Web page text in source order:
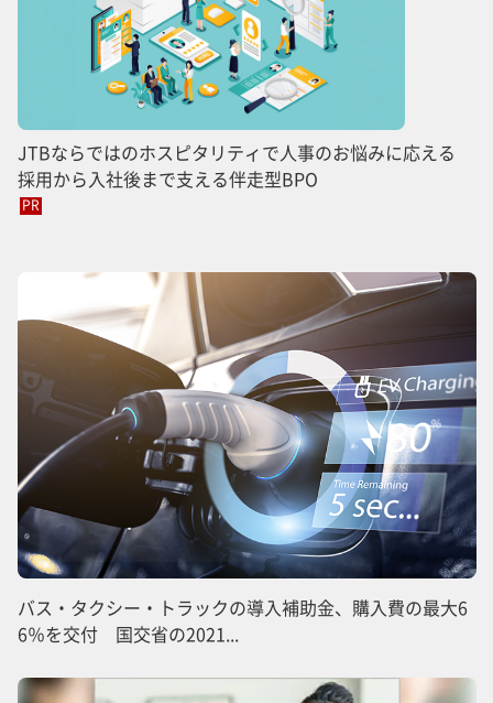
JTBならではのホスピタリティで人事のお悩みに応える
採用から入社後まで支える伴走型BPO
PR
バス・タクシー・トラックの導入補助金、購入費の最大6
6％を交付 国交省の2021...